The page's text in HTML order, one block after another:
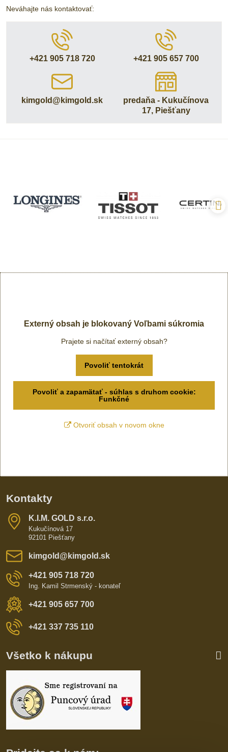
Neváhajte nás kontaktovať:
+421 905 718 720 +421 905 657 700
kimgold​@kimgold​.sk
predaňa - Kukučínova
17, Piešťany
Externý obsah je blokovaný Voľbami súkromia
Prajete si načítať externý obsah?
Povoliť tentokrát
Povoliť a zapamätať - súhlas s druhom cookie:
Funkčné
Otvoriť obsah v novom okne
Kontakty
K​​.I​​.M​​. GOLD s​​.r​​.o​​.
Kukučínová 17
92101 Piešťany
kimgold​@kimgold​.sk
+421 905 718 720
Ing. Kamil Strmenský - konateľ
+421 905 657 700
+421 337 735 110
Všetko k nákupu